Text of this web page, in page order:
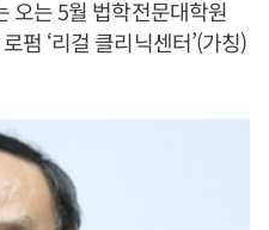
오는 5월 법학전문대학원
펌 ‘리걸 클리닉센터’(가칭)